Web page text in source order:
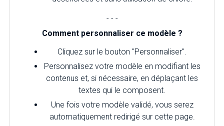
- - -
Comment personnaliser ce modèle ?
Cliquez sur le bouton "Personnaliser".
Personnalisez votre modèle en modifiant les
contenus et, si nécessaire, en déplaçant les
textes qui le composent.
Une fois votre modèle validé, vous serez
automatiquement redirigé sur cette page.